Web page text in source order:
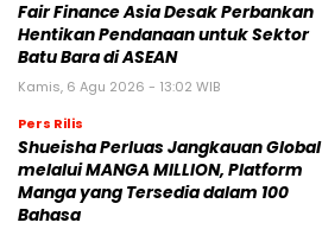
Fair Finance Asia Desak Perbankan
Hentikan Pendanaan untuk Sektor
Batu Bara di ASEAN
Kamis, 6 Agu 2026 - 13:02 WIB
Pers Rilis
Shueisha Perluas Jangkauan Global
melalui MANGA MILLION, Platform
Manga yang Tersedia dalam 100
Bahasa